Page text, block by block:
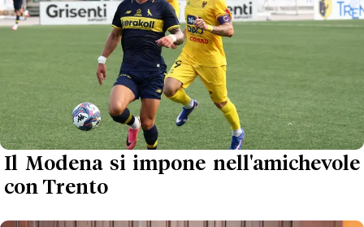
Il Modena si impone nell'amichevole
con Trento